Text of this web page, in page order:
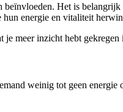
Het is
energie en vitaliteit
meer inzicht hebt gekregen
weinig tot geen